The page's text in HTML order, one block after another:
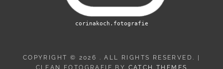
corinakoch.fotografie
COPYRIGHT © 2026 . ALL RIGHTS RESERVED. |